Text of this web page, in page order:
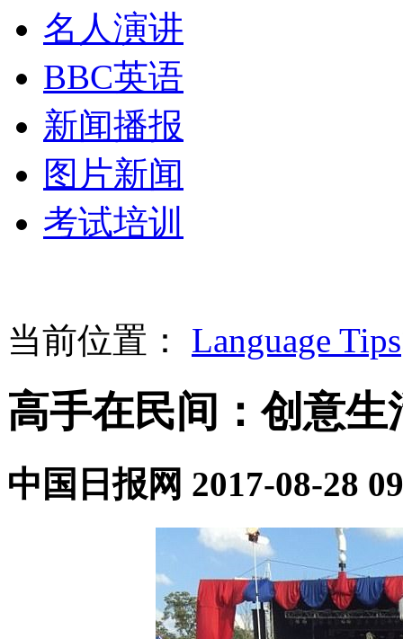
名人演讲
BBC英语
新闻播报
图片新闻
考试培训
当前位置： Language Tips
高手在民间：创意
中国日报网 2017-08-28